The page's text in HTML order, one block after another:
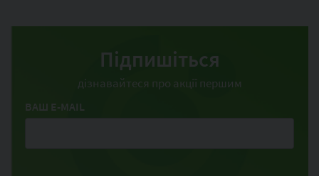
Підпишіться
дізнавайтеся про акції першим
ВАШ E-MAIL